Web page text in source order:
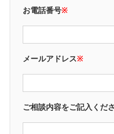
お電話番号※
メールアドレス※
ご相談内容をご記入くださ